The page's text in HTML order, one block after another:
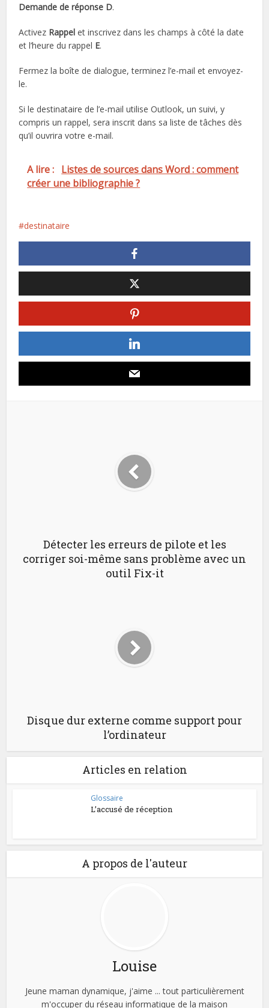
Demande de réponse D.
Activez Rappel et inscrivez dans les champs à côté la date
et l’heure du rappel E.
Fermez la boîte de dialogue, terminez l’e-mail et envoyez-
le.
Si le destinataire de l’e-mail utilise Outlook, un suivi, y
compris un rappel, sera inscrit dans sa liste de tâches dès
qu’il ouvrira votre e-mail.
A lire : Listes de sources dans Word : comment
créer une bibliographie ?
destinataire
Détecter les erreurs de pilote et les
corriger soi-même sans problème avec un
outil Fix-it
Disque dur externe comme support pour
l’ordinateur
Articles en relation
Glossaire
L’accusé de réception
A propos de l'auteur
Louise
Jeune maman dynamique, j'aime ... tout particulièrement
m'occuper du réseau informatique de la maison